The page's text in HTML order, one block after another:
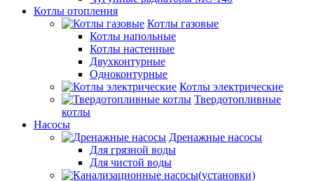
Котлы отопления
Котлы газовые
Котлы напольные
Котлы настенные
Двухконтурные
Одноконтурные
Котлы электрические
Твердотопливные
котлы
Насосы
Дренажные насосы
Для грязной воды
Для чистой воды